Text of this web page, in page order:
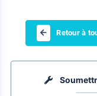
Retour à